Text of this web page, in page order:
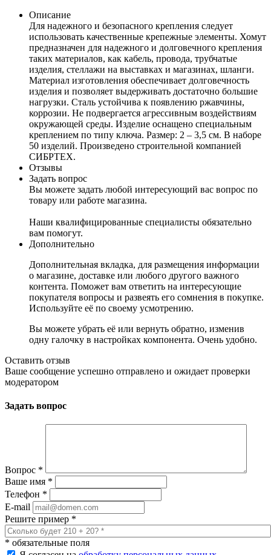
Описание
Для надежного и безопасного крепления следует
использовать качественные крепежные элементы. Хомут
предназначен для надежного и долговечного крепления
таких материалов, как кабель, провода, трубчатые
изделия, стеллажи на выставках и магазинах, шланги.
Материал изготовления обеспечивает долговечность
изделия и позволяет выдерживать достаточно большие
нагрузки. Сталь устойчива к появлению ржавчины,
коррозии. Не подвергается агрессивным воздействиям
окружающей среды. Изделие оснащено специальным
креплением по типу ключа. Размер: 2 – 3,5 см. В наборе
50 изделий. Произведено строительной компанией
СИБРТЕХ.
Отзывы
Задать вопрос
Вы можете задать любой интересующий вас вопрос по
товару или работе магазина.
Наши квалифицированные специалисты обязательно
вам помогут.
Дополнительно
Дополнительная вкладка, для размещения информации
о магазине, доставке или любого другого важного
контента. Поможет вам ответить на интересующие
покупателя вопросы и развеять его сомнения в покупке.
Используйте её по своему усмотрению.
Вы можете убрать её или вернуть обратно, изменив
одну галочку в настройках компонента. Очень удобно.
Оставить отзыв
Ваше сообщение успешно отправлено и ожидает проверки
модератором
Задать вопрос
Вопрос *
Ваше имя *
Телефон *
E-mail
Решите пример *
* обязательные поля